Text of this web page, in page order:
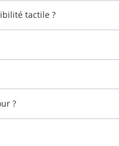
tactile ?
?